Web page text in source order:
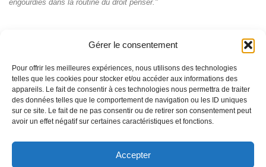
Gérer le consentement
Pour offrir les meilleures expériences, nous utilisons des technologies
telles que les cookies pour stocker et/ou accéder aux informations des
appareils. Le fait de consentir à ces technologies nous permettra de traiter
des données telles que le comportement de navigation ou les ID uniques
sur ce site. Le fait de ne pas consentir ou de retirer son consentement peut
avoir un effet négatif sur certaines caractéristiques et fonctions.
Accepter
engourdies dans la routine du droit penser."
© Pascal Perrat 2026 - La marque et les contenus du site